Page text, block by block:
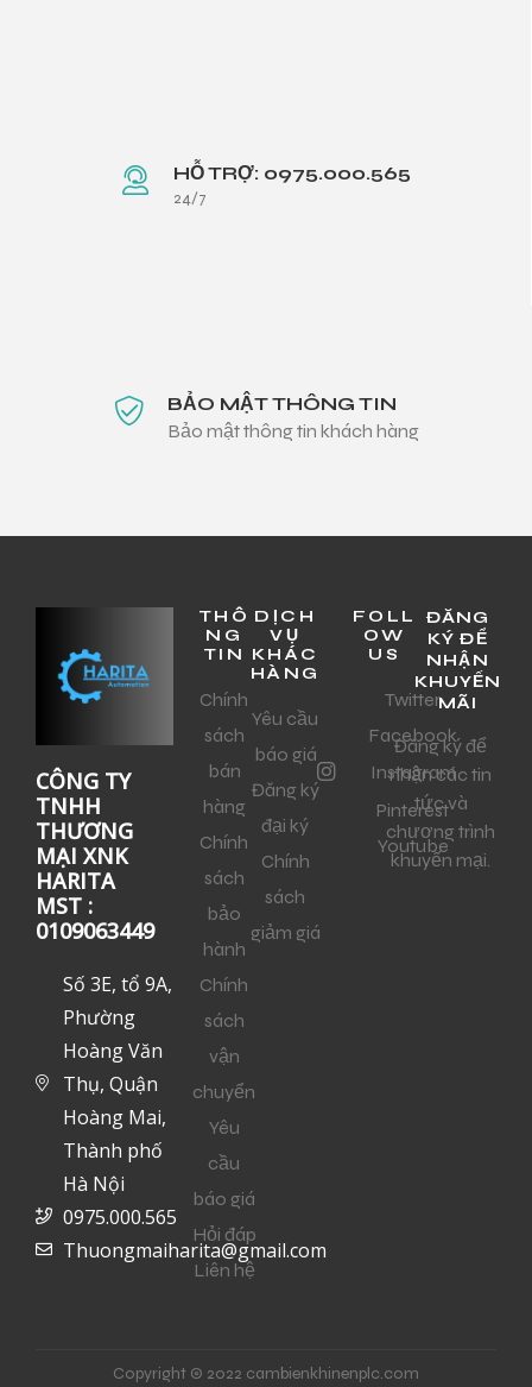
HỖ TRỢ: 0975.000.565
24/7
BẢO MẬT THÔNG TIN
Bảo mật thông tin khách hàng
CÔNG TY
TNHH
THƯƠNG
MẠI XNK
HARITA
MST :
0109063449
Số 3E, tổ 9A,
Phường
Hoàng Văn
Thụ, Quận
Hoàng Mai,
Thành phố
Hà Nội
0975.000.565
Thuongmaiharita@gmail.com
THÔ
NG
TIN
Chính
sách
bán
hàng
Chính
sách
bảo
hành
Chính
sách
vận
chuyển
Yêu
cầu
báo giá
Hỏi đáp
Liên hệ
DỊCH
VỤ
KHÁC
HÀNG
Yêu cầu
báo giá
Đăng ký
đại ký
Chính
sách
giảm giá
FOLL
OW
US
Twitter
Facebook
Instagram
Pinterest
Youtube
ĐĂNG
KÝ ĐỂ
NHẬN
KHUYẾN
MÃI
Đăng ký để
nhận các tin
tức và
chương trình
khuyến mại.
Copyright © 2022 cambienkhinenplc.com